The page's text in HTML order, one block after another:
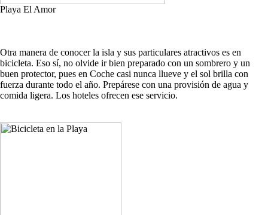
Playa El Amor
Otra manera de conocer la isla y sus particulares atractivos es en
bicicleta. Eso sí, no olvide ir bien preparado con un sombrero y un
buen protector, pues en Coche casi nunca llueve y el sol brilla con
fuerza durante todo el año. Prepárese con una provisión de agua y
comida ligera. Los hoteles ofrecen ese servicio.